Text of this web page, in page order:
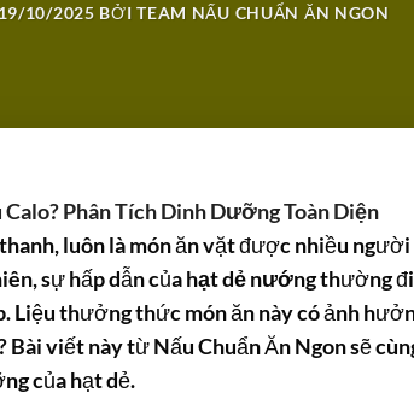
19/10/2025 BỞITEAM NẤU CHUẨN ĂN NGON
Phân Tích Dinh Dưỡng Toàn Diện
luôn là món ăn vặt được nhiều người
sự hấp dẫn củahạt dẻ nướngthường đi
Liệu thưởng thức món ăn này có ảnh
Bài viết này từ Nấu Chuẩn Ăn Ngon sẽ
của hạt dẻ.